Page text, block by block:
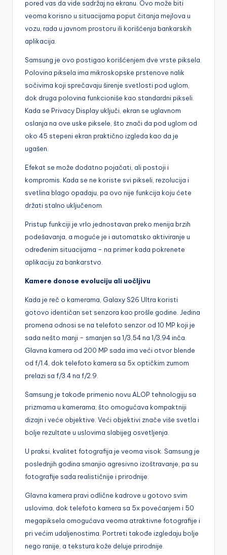
pored vas da vide sadržaj na ekranu. Ovo može biti
veoma korisno u situacijama poput čitanja mejlova u
vozu, rada u javnom prostoru ili korišćenja bankarskih
aplikacija.
Samsung je ovo postigao korišćenjem dve vrste piksela.
Polovina piksela ima mikroskopske prstenove nalik
sočivima koji sprečavaju širenje svetlosti pod uglom,
dok druga polovina funkcioniše kao standardni pikseli.
Kada se Privacy Display uključi, ekran se uglavnom
oslanja na ove uske piksele, što znači da pod uglom od
oko 45 stepeni ekran praktično izgleda kao da je
ugašen.
Efekat se može dodatno pojačati, ali postoji i
kompromis. Kada se ne koriste svi pikseli, rezolucija i
svetlina blago opadaju, pa ovo nije funkcija koju ćete
držati stalno uključenom.
Pristup funkciji je vrlo jednostavan preko menija brzih
podešavanja, a moguće je i automatsko aktiviranje u
određenim situacijama – na primer kada pokrenete
aplikaciju za bankarstvo.
Kamere donose evoluciju ali uočljivu
Kada je reč o kamerama, Galaxy S26 Ultra koristi
gotovo identičan set senzora kao prošle godine. Jedina
promena odnosi se na telefoto senzor od 10 MP koji je
sada nešto manji – smanjen sa 1/3,54 na 1/3,94 inča.
Glavna kamera od 200 MP sada ima veći otvor blende
od f/1.4, dok telefoto kamera sa 5x optičkim zumom
prelazi sa f/3.4 na f/2.9.
Samsung je takođe primenio novu ALOP tehnologiju sa
prizmama u kamerama, što omogućava kompaktniji
dizajn i veće objektive. Veći objektivi znače više svetla i
bolje rezultate u uslovima slabijeg osvetljenja.
U praksi, kvalitet fotografija je veoma visok. Samsung je
poslednjih godina smanjio agresivno izoštravanje, pa su
fotografije sada realističnije i prirodnije.
Glavna kamera pravi odlične kadrove u gotovo svim
uslovima, dok telefoto kamera sa 5x povećanjem i 50
megapiksela omogućava veoma atraktivne fotografije i
pri većim udaljenostima. Portreti takođe izgledaju bolje
nego ranije, a tekstura kože deluje prirodnije.